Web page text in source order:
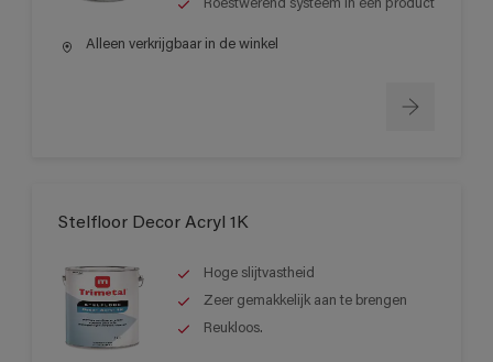
Roestwerend systeem in één product
Alleen verkrijgbaar in de winkel
Stelfloor Decor Acryl 1K
Hoge slijtvastheid
Zeer gemakkelijk aan te brengen
Reukloos.